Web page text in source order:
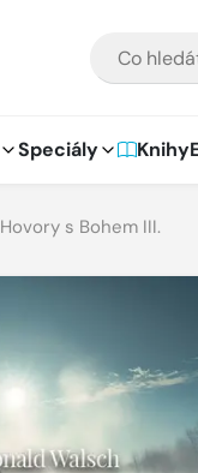
Speciály Knihy
Hovory s Bohem III.